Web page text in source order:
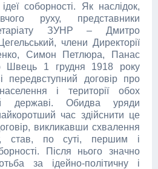
соборності. Як наслідок,
руху, представники
ЗУНР – Дмитро
члени Директорії
Симон Петлюра, Панас
Швець 1 грудня 1918 року
передвступний договір про
і території обох
державі. Обидва уряди
час здійснити це
викликавши схвалення
став, по суті, першим і
Після нього значно
за ідейно-політичну і